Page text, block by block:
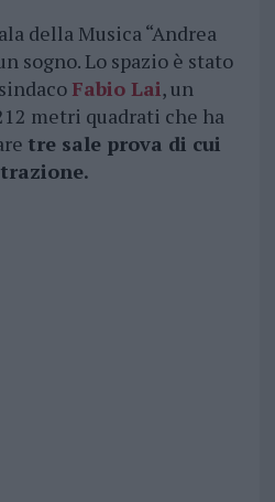
della Musica “Andrea
sogno. Lo spazio è stato
Fabio Lai, un
metri quadrati che ha
tre sale prova di cui